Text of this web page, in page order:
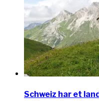
Schweiz har et